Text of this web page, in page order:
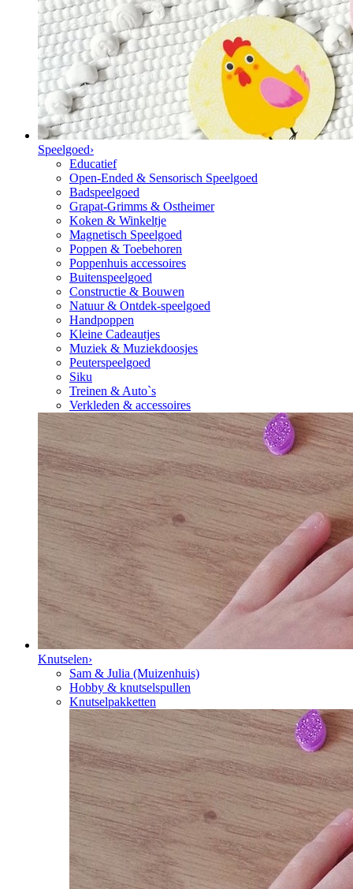
Speelgoed›
Educatief
Open-Ended & Sensorisch Speelgoed
Badspeelgoed
Grapat-Grimms & Ostheimer
Koken & Winkeltje
Magnetisch Speelgoed
Poppen & Toebehoren
Poppenhuis accessoires
Buitenspeelgoed
Constructie & Bouwen
Natuur & Ontdek-speelgoed
Handpoppen
Kleine Cadeautjes
Muziek & Muziekdoosjes
Peuterspeelgoed
Siku
Treinen & Auto`s
Verkleden & accessoires
Knutselen›
Sam & Julia (Muizenhuis)
Hobby & knutselspullen
Knutselpakketten